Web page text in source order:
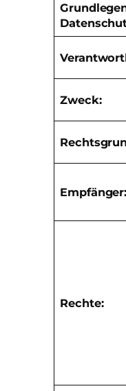
Zweck:
Empfänger:
Rechte: